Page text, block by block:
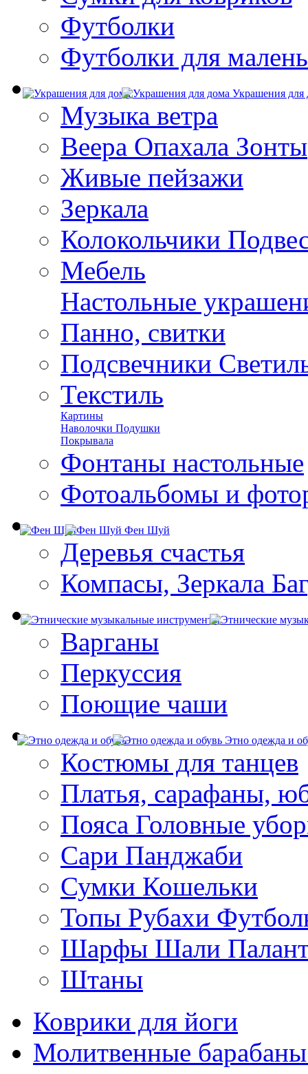
Футболки
Футболки для
Украшения для
Музыка ветра
Веера Опахала Зонты
Живые пейзажи
Зеркала
Колокольчики
Мебель
Настольные
Панно, свитки
Подсвечники
Текстиль
Картины
Наволочки Подушки
Покрывала
Фонтаны настольные
Фотоальбомы и
Фен Шуй
Деревья счастья
Компасы, Зеркала
Варганы
Перкуссия
Поющие чаши
Этно одежда и
Костюмы для танцев
Платья, сарафаны,
Пояса Головные
Сари Панджаби
Сумки Кошельки
Топы Рубахи
Шарфы Шали
Штаны
Коврики для йоги
Молитвенные